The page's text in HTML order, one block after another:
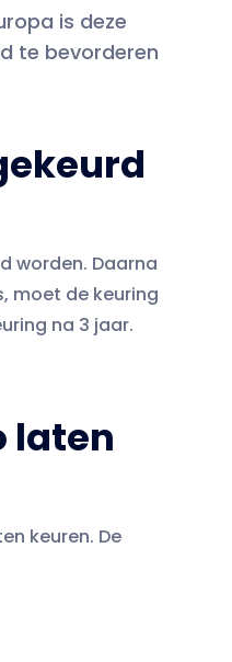
is deze
te bevorderen
worden. Daarna
moet de keuring
na 3 jaar.
laten
keuren. De